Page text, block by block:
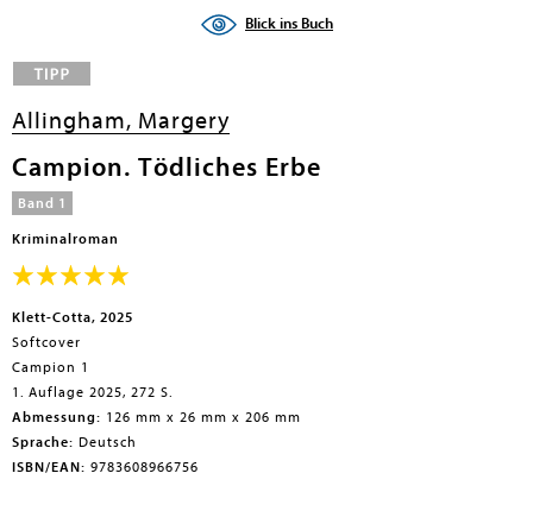
Blick ins Buch
Allingham, Margery
Campion. Tödliches Erbe
Band 1
Kriminalroman
Klett-Cotta, 2025
Softcover
Campion 1
1. Auflage 2025, 272 S.
Abmessung: 126 mm x 26 mm x 206 mm
Sprache: Deutsch
ISBN/EAN: 9783608966756